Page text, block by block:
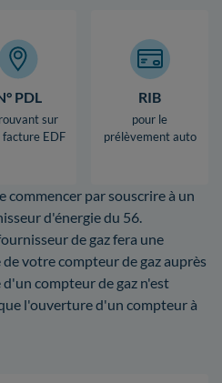
PDL
sur
EDF
RIB
pour le
prélèvement auto
commencer par souscrire à un
d'énergie du 56.
de gaz fera une
votre compteur de gaz auprès
d'un compteur de gaz n'est
l'ouverture d'un compteur à